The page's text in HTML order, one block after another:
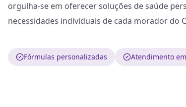
orgulha-se em oferecer soluções de saúde
necessidades individuais de cada morador do
Fórmulas personalizadas Atendimento